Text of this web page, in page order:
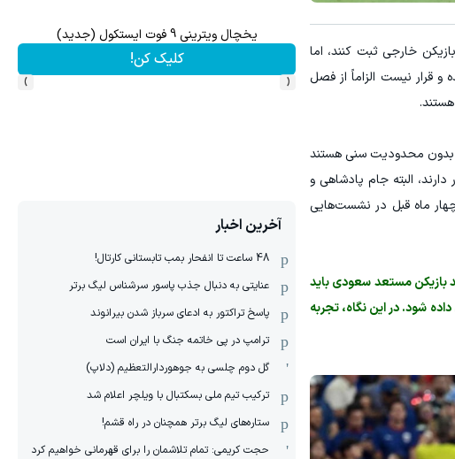
خارجی ثبت کنند، اما
قرار نیست الزاماً از فصل
هشت نفر از آنها بدون محدودیت سنی هستند
حضور دارند، البته جام پادشاهی و
ماه قبل در نشست‌هایی
بازیکن مستعد سعودی باید
شود. در این نگاه، تجربه
یخچال ویترینی 9 فوت ایستکول (جدید)
کلیک کن!
‹
›
آخرین اخبار
48 ساعت تا انفحار بمب تابستانی کارتال!
عنایتی به دنبال جذب پاسور سرشناس لیگ برتر
پاسخ تراکتور به ادعای سرباز شدن بیرانوند
ترامپ در پی خاتمه جنگ با ایران است
گل دوم چلسی به جوهوردارالتعظیم (دلاپ)
ترکیب تیم ملی بسکتبال با ویلچر اعلام شد
ستاره‌های لیگ برتر همچنان در راه قشم!
حجت کریمی: تمام تلاشمان را برای قهرمانی خواهیم کرد